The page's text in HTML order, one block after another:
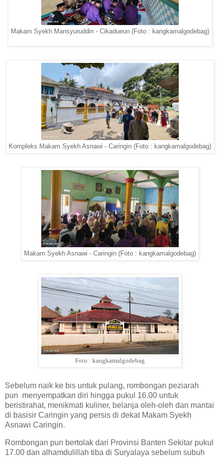
Makam Syekh Mansyuruddin - Cikadueun (Foto : kangkamalgodebag)
Kompleks Makam Syekh Asnawi - Caringin (Foto : kangkamalgodebag)
Makam Syekh Asnawi - Caringin (Foto : kangkamalgodebag)
Foto : kangkamalgodebag
Sebelum naik ke bis untuk pulang, rombongan peziarah
pun menyempatkan diri hingga pukul 16.00 untuk
beristirahat, menikmati kuliner, belanja oleh-oleh dan mantai
di basisir Caringin yang persis di dekat Makam Syekh
Asnawi Caringin.
Rombongan pun bertolak dari Provinsi Banten Sekitar pukul
17.00 dan alhamdulillah tiba di Suryalaya sebelum subuh